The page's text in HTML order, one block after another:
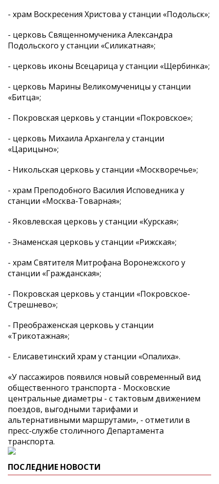
- храм Воскресения Христова у станции «Подольск»;
- церковь Священномученика Александра
Подольского у станции «Силикатная»;
- церковь иконы Всецарица у станции «Щербинка»;
- церковь Марины Великомученицы у станции
«Битца»;
- Покровская церковь у станции «Покровское»;
- церковь Михаила Архангела у станции
«Царицыно»;
- Никольская церковь у станции «Москворечье»;
- храм Преподобного Василия Исповедника у
станции «Москва-Товарная»;
- Яковлевская церковь у станции «Курская»;
- Знаменская церковь у станции «Рижская»;
- храм Святителя Митрофана Воронежского у
станции «Гражданская»;
- Покровская церковь у станции «Покровское-
Стрешнево»;
- Преображенская церковь у станции
«Трикотажная»;
- Елисаветинский храм у станции «Опалиха».
«У пассажиров появился новый современный вид
общественного транспорта - Московские
центральные диаметры - с тактовым движением
поездов, выгодными тарифами и
альтернативными маршрутами», - отметили в
пресс-службе столичного Департамента
транспорта.
ПОСЛЕДНИЕ НОВОСТИ